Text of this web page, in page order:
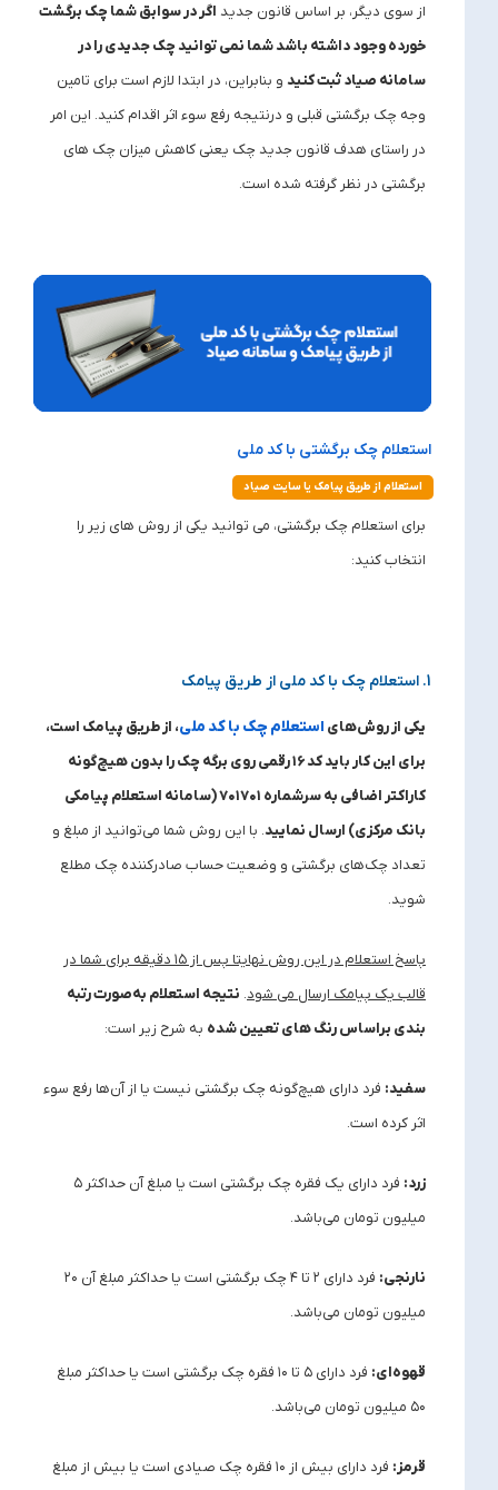
از سوی دیگر، بر اساس قانون جدید اگر در سوابق شما چک برگشت‌
خورده وجود داشته باشد شما نمی ‌توانید چک جدیدی را در
سامانه صیاد ثبت کنید و بنابراین، در ابتدا لازم است برای تامین
وجه چک برگشتی قبلی و درنتیجه رفع سوء اثر اقدام کنید. این امر
در راستای هدف قانون جدید چک یعنی کاهش میزان چک‌ های
برگشتی در نظر گرفته شده است.
استعلام چک برگشتی با کد ملی
استعلام از طریق پیامک یا سایت صیاد
برای استعلام چک برگشتی، می توانید یکی از روش های زیر را
انتخاب کنید:
1. استعلام چک با کد ملی از طریق پیامک
یکی از روش‌های استعلام چک با کد ملی، از طریق پیامک است،
برای این کار باید کد۱۶رقمی روی برگه چک را بدون هیچ‌گونه
کاراکتر اضافی به سرشماره ۷۰۱۷۰۱ ( سامانه استعلام پیامکی
بانک مرکزی) ارسال نمایید. با این روش شما می‌توانید از مبلغ و
تعداد چک‌های برگشتی و وضعیت حساب صادرکننده چک مطلع
شوید.
پاسخ استعلام در این روش نهایتا پس از ۱۵ دقیقه برای شما در
قالب یک پیامک ارسال می‌ شود. نتیجه استعلام به‌صورت رتبه
‌بندی براساس رنگ ‌های تعیین شده به شرح زیر است:
سفید: فرد دارای هیچ‌گونه چک برگشتی نیست یا از آن‌ها رفع سوء
اثر کرده است.
زرد:
فرد دارای یک فقره چک برگشتی است یا مبلغ آن حداکثر ۵
میلیون تومان می‌باشد.
نارنجی:
فرد دارای ۲ تا ۴ چک برگشتی است یا حداکثر مبلغ آن ۲۰
میلیون تومان می‌باشد.
قهوه‌ای:
فرد دارای ۵ تا ۱۰ فقره چک برگشتی است یا حداکثر مبلغ
۵۰ میلیون تومان می‌باشد.
قرمز:
فرد دارای بیش از ۱۰ فقره چک صیادی است یا بیش از مبلغ